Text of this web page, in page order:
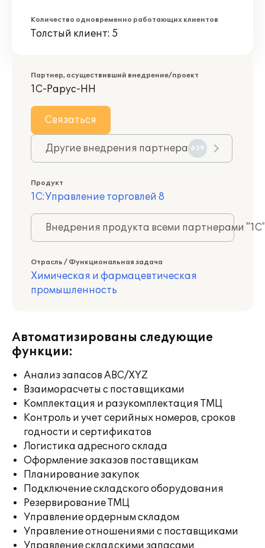
Количество одновременно работающих клиентов
Толстый клиент: 5
Партнер, осуществивший внедрение/проект
1С-Рарус-НН
Связаться
Другие внедрения партнера 639
Продукт
1С:Управление торговлей 8
Внедрения продукта всеми партнерами
Отрасль / Функциональная задача
Химическая и фармацевтическая
промышленность
Автоматизированы следующие
функции:
Анализ запасов ABC/XYZ
Взаиморасчеты с поставщиками
Комплектация и разукомплектация ТМЦ
Контроль и учет серийных номеров, сроков
годности и сертификатов
Логистика адресного склада
Оформление заказов поставщикам
Планирование закупок
Подключение складского оборудования
Резервирование ТМЦ
Управление ордерным складом
Управление отношениями с поставщиками
Управление складскими запасами